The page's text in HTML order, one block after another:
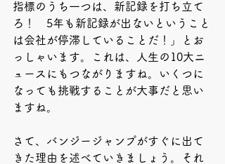
指標のうち一つは、新記録を打ち立て
ろ！　5年も新記録が出ないということ
は会社が停滞していることだ！」とお
っしゃいます。これは、人生の10大ニ
ュースにもつながりますね。いくつに
なっても挑戦することが大事だと思い
ますね。
さて、バンジージャンプがすぐに出て
きた理由を述べていきましょう。それ